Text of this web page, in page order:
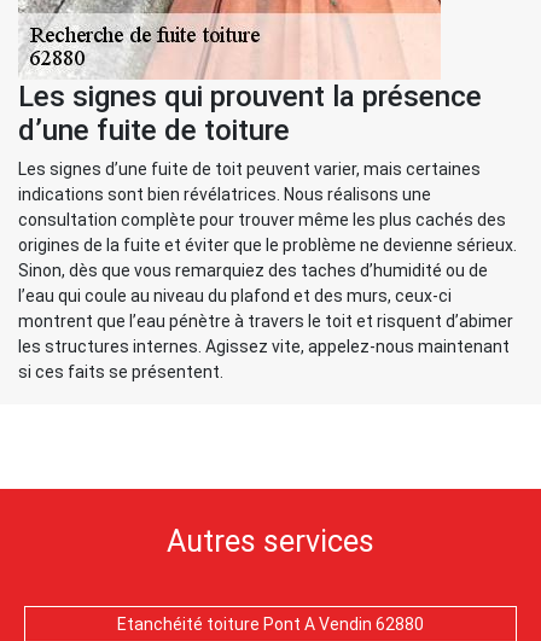
Les signes qui prouvent la présence
d’une fuite de toiture
Les signes d’une fuite de toit peuvent varier, mais certaines
indications sont bien révélatrices. Nous réalisons une
consultation complète pour trouver même les plus cachés des
origines de la fuite et éviter que le problème ne devienne sérieux.
Sinon, dès que vous remarquiez des taches d’humidité ou de
l’eau qui coule au niveau du plafond et des murs, ceux-ci
montrent que l’eau pénètre à travers le toit et risquent d’abimer
les structures internes. Agissez vite, appelez-nous maintenant
si ces faits se présentent.
Autres services
Etanchéité toiture Pont A Vendin 62880